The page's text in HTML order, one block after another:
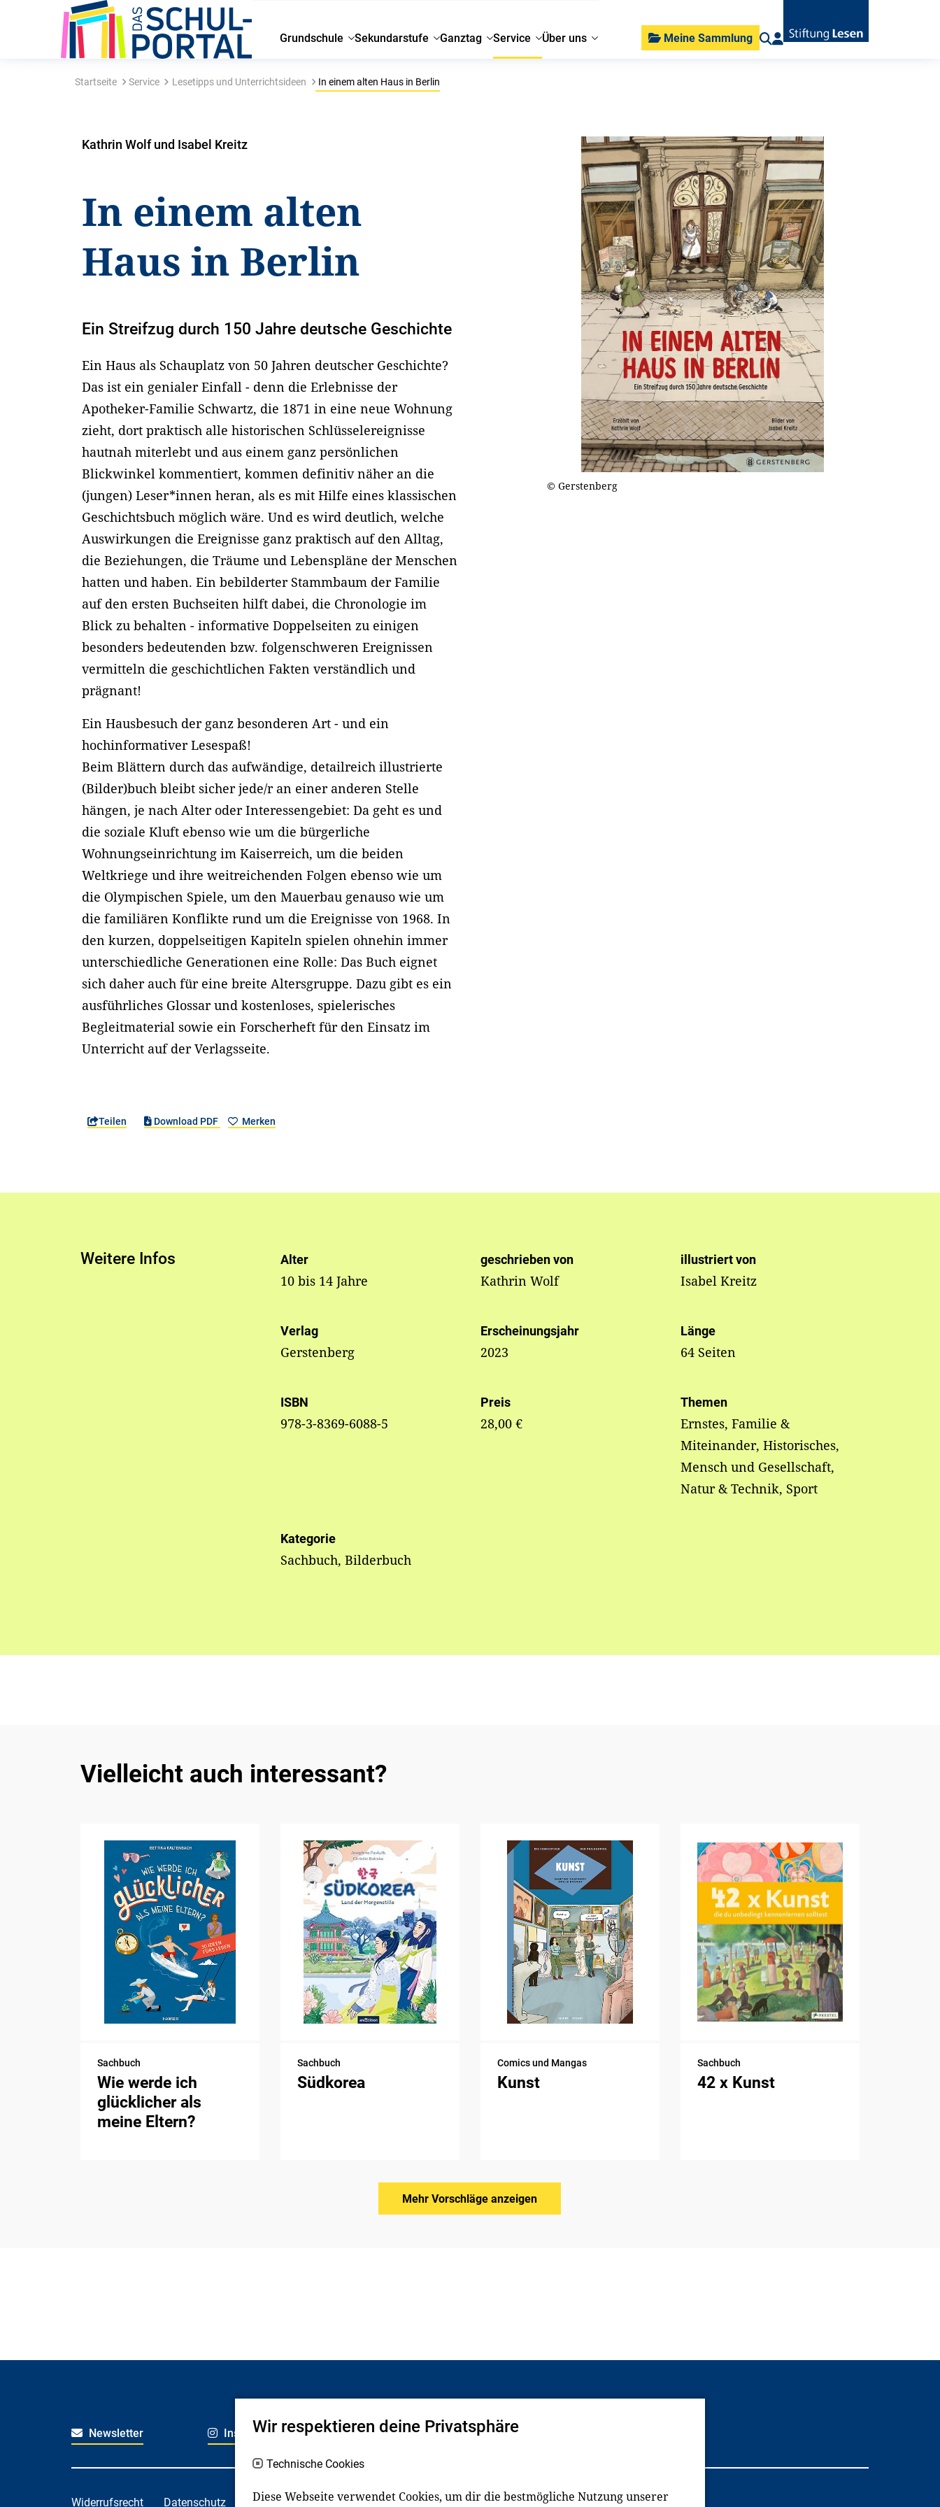
Grundschule Sekundarstufe Ganztag Service Über uns Meine Sammlung
Startseite Service Lesetipps und Unterrichtsideen In einem alten Haus in Berlin
Kathrin Wolf und Isabel Kreitz
In einem alten
Haus in Berlin
Ein Streifzug durch 150 Jahre deutsche Geschichte
Ein Haus als Schauplatz von 50 Jahren deutscher Geschichte?
Das ist ein genialer Einfall - denn die Erlebnisse der
Apotheker-Familie Schwartz, die 1871 in eine neue Wohnung
zieht, dort praktisch alle historischen Schlüsselereignisse
hautnah miterlebt und aus einem ganz persönlichen
Blickwinkel kommentiert, kommen definitiv näher an die
(jungen) Leser*innen heran, als es mit Hilfe eines klassischen
Geschichtsbuch möglich wäre. Und es wird deutlich, welche
Auswirkungen die Ereignisse ganz praktisch auf den Alltag,
die Beziehungen, die Träume und Lebenspläne der Menschen
hatten und haben. Ein bebilderter Stammbaum der Familie
auf den ersten Buchseiten hilft dabei, die Chronologie im
Blick zu behalten - informative Doppelseiten zu einigen
besonders bedeutenden bzw. folgenschweren Ereignissen
vermitteln die geschichtlichen Fakten verständlich und
prägnant!
Ein Hausbesuch der ganz besonderen Art - und ein
hochinformativer Lesespaß!
Beim Blättern durch das aufwändige, detailreich illustrierte
(Bilder)buch bleibt sicher jede/r an einer anderen Stelle
hängen, je nach Alter oder Interessengebiet: Da geht es und
die soziale Kluft ebenso wie um die bürgerliche
Wohnungseinrichtung im Kaiserreich, um die beiden
Weltkriege und ihre weitreichenden Folgen ebenso wie um
die Olympischen Spiele, um den Mauerbau genauso wie um
die familiären Konflikte rund um die Ereignisse von 1968. In
den kurzen, doppelseitigen Kapiteln spielen ohnehin immer
unterschiedliche Generationen eine Rolle: Das Buch eignet
sich daher auch für eine breite Altersgruppe. Dazu gibt es ein
ausführliches Glossar und kostenloses, spielerisches
Begleitmaterial sowie ein Forscherheft für den Einsatz im
Unterricht auf der Verlagsseite.
Teilen Download PDF Merken
© Gerstenberg
Weitere Infos Alter
10 bis 14 Jahre
geschrieben von
Kathrin Wolf
illustriert von
Isabel Kreitz
Verlag
Gerstenberg
Erscheinungsjahr
2023
Länge
64 Seiten
ISBN
978-3-8369-6088-5
Preis
28,00 €
Themen
Ernstes, Familie &
Miteinander, Historisches,
Mensch und Gesellschaft,
Natur & Technik, Sport
Kategorie
Sachbuch, Bilderbuch
Vielleicht auch interessant?
Sachbuch
Wie werde ich
glücklicher als
meine Eltern?
Sachbuch
Südkorea
Comics und Mangas
Kunst
Sachbuch
42 x Kunst
Mehr Vorschläge anzeigen
Newsletter Instagram Facebook LinkedIn
Widerrufsrecht Datenschutz Haftungsausschluss Impressum
Wir respektieren deine Privatsphäre
Technische Cookies
Diese Webseite verwendet Cookies, um dir die bestmögliche Nutzung unserer